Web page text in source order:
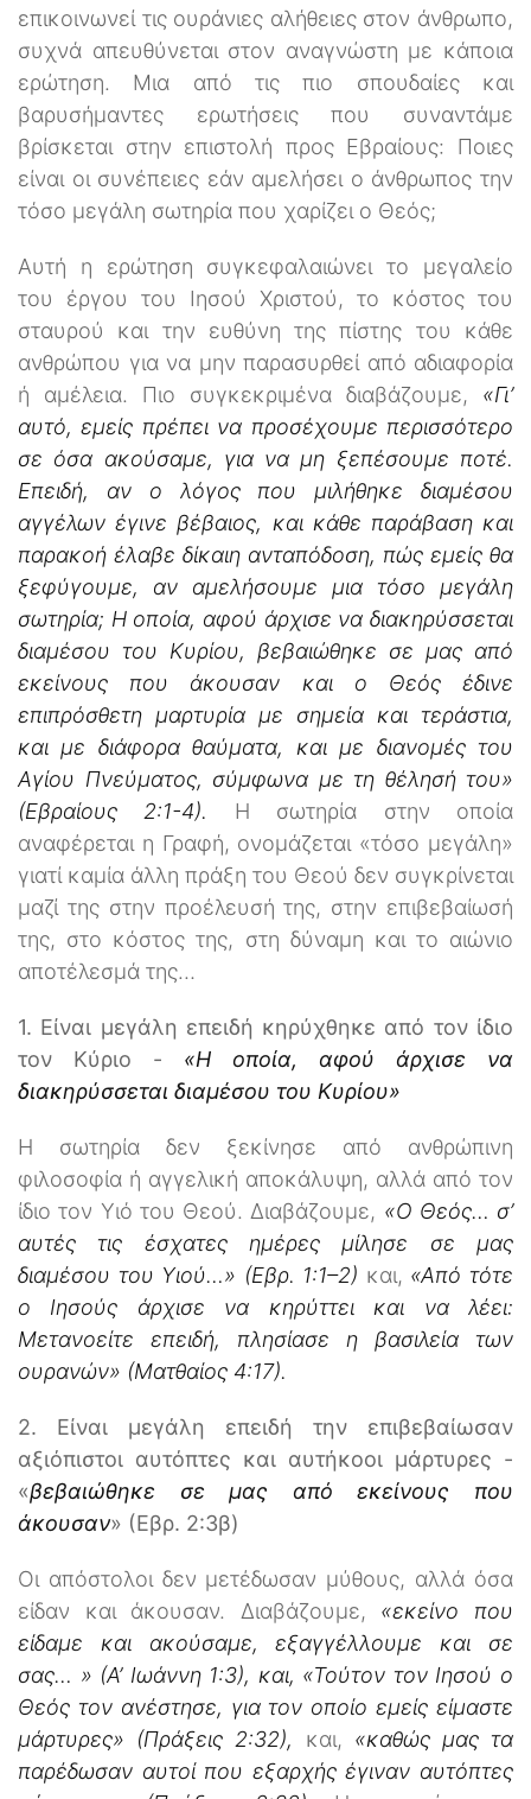
επικοινωνεί τις ουράνιες αλήθειες στον άνθρωπο,
συχνά απευθύνεται στον αναγνώστη με κάποια
ερώτηση. Μια από τις πιο σπουδαίες και
βαρυσήμαντες ερωτήσεις που συναντάμε
βρίσκεται στην επιστολή προς Εβραίους: Ποιες
είναι οι συνέπειες εάν αμελήσει ο άνθρωπος την
τόσο μεγάλη σωτηρία που χαρίζει ο Θεός;
Αυτή η ερώτηση συγκεφαλαιώνει το μεγαλείο
του έργου του Ιησού Χριστού, το κόστος του
σταυρού και την ευθύνη της πίστης του κάθε
ανθρώπου για να μην παρασυρθεί από αδιαφορία
ή αμέλεια. Πιο συγκεκριμένα διαβάζουμε, «Γι’
αυτό, εμείς πρέπει να προσέχουμε περισσότερο
σε όσα ακούσαμε, για να μη ξεπέσουμε ποτέ.
Επειδή, αν ο λόγος που μιλήθηκε διαμέσου
αγγέλων έγινε βέβαιος, και κάθε παράβαση και
παρακοή έλαβε δίκαιη ανταπόδοση, πώς εμείς θα
ξεφύγουμε, αν αμελήσουμε μια τόσο μεγάλη
σωτηρία; Η οποία, αφού άρχισε να διακηρύσσεται
διαμέσου του Κυρίου, βεβαιώθηκε σε μας από
εκείνους που άκουσαν και ο Θεός έδινε
επιπρόσθετη μαρτυρία με σημεία και τεράστια,
και με διάφορα θαύματα, και με διανομές του
Αγίου Πνεύματος, σύμφωνα με τη θέλησή του»
(Εβραίους 2:1-4). Η σωτηρία στην οποία
αναφέρεται η Γραφή, ονομάζεται «τόσο μεγάλη»
γιατί καμία άλλη πράξη του Θεού δεν συγκρίνεται
μαζί της στην προέλευσή της, στην επιβεβαίωσή
της, στο κόστος της, στη δύναμη και το αιώνιο
αποτέλεσμά της…
1. Είναι μεγάλη επειδή κηρύχθηκε από τον ίδιο
τον Κύριο - «Η οποία, αφού άρχισε να
διακηρύσσεται διαμέσου του Κυρίου»
Η σωτηρία δεν ξεκίνησε από ανθρώπινη
φιλοσοφία ή αγγελική αποκάλυψη, αλλά από τον
ίδιο τον Υιό του Θεού. Διαβάζουμε, «Ο Θεός… σ’
αυτές τις έσχατες ημέρες μίλησε σε μας
διαμέσου του Υιού…» (Εβρ. 1:1–2) και, «Από τότε
ο Ιησούς άρχισε να κηρύττει και να λέει:
Μετανοείτε επειδή, πλησίασε η βασιλεία των
ουρανών» (Ματθαίος 4:17).
2. Είναι μεγάλη επειδή την επιβεβαίωσαν
αξιόπιστοι αυτόπτες και αυτήκοοι μάρτυρες -
«βεβαιώθηκε σε μας από εκείνους που
άκουσαν» (Εβρ. 2:3β)
Οι απόστολοι δεν μετέδωσαν μύθους, αλλά όσα
είδαν και άκουσαν. Διαβάζουμε, «εκείνο που
είδαμε και ακούσαμε, εξαγγέλλουμε και σε
σας… » (Α’ Ιωάννη 1:3), και, «Τούτον τον Ιησού ο
Θεός τον ανέστησε, για τον οποίο εμείς είμαστε
μάρτυρες» (Πράξεις 2:32), και, «καθώς μας τα
παρέδωσαν αυτοί που εξαρχής έγιναν αυτόπτες